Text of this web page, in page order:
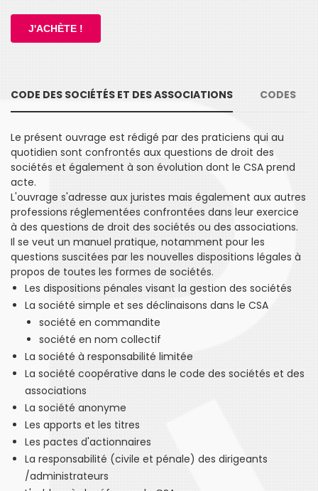
CODE DES SOCIÉTÉS ET DES ASSOCIATIONS CODES
Le présent ouvrage est rédigé par des praticiens qui au
quotidien sont confrontés aux questions de droit des
sociétés et également à son évolution dont le CSA prend
acte.
L'ouvrage s'adresse aux juristes mais également aux autres
professions réglementées confrontées dans leur exercice
à des questions de droit des sociétés ou des associations.
Il se veut un manuel pratique, notamment pour les
questions suscitées par les nouvelles dispositions légales à
propos de toutes les formes de sociétés.
Les dispositions pénales visant la gestion des sociétés
La société simple et ses déclinaisons dans le CSA
société en commandite
société en nom collectif
La société à responsabilité limitée
La société coopérative dans le code des sociétés et des
associations
La société anonyme
Les apports et les titres
Les pactes d'actionnaires
La responsabilité (civile et pénale) des dirigeants
/administrateurs